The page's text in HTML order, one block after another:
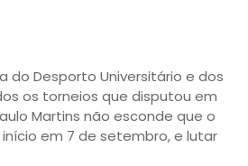
do Desporto Universitário e dos
os torneios que disputou em
Martins não esconde que o
em 7 de setembro, e lutar